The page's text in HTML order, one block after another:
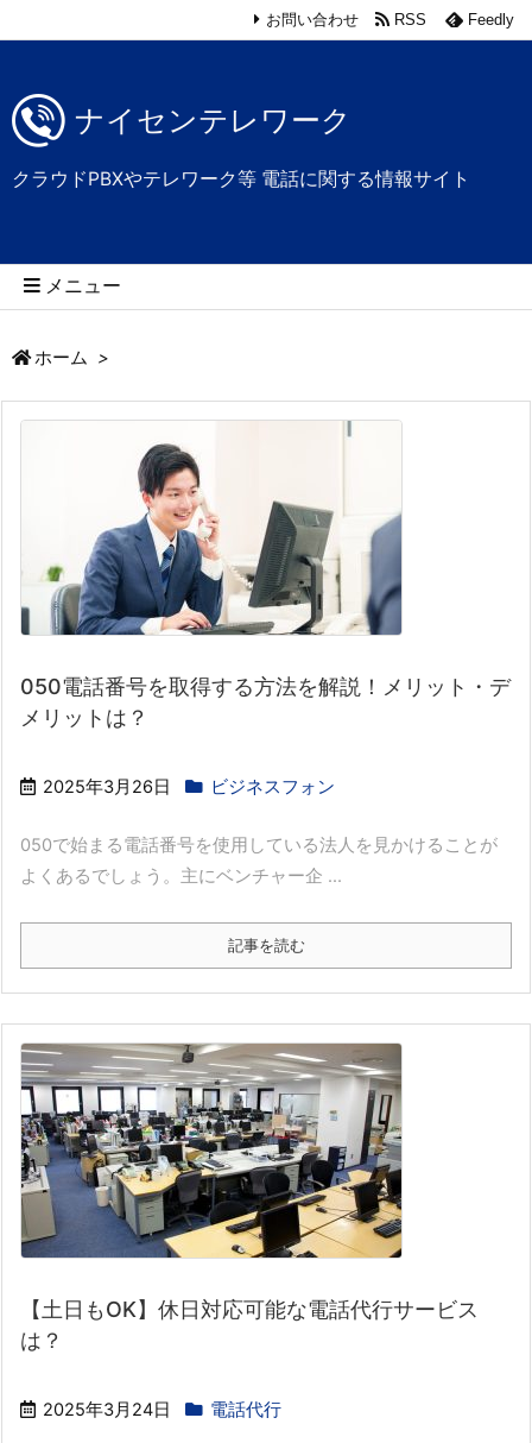
ナイセンテレワーク
クラウドPBXやテレワーク等 電話に関する情報サイト
メニュー
お問い合わせ RSS Feedly
ホーム >
050電話番号を取得する方法を解説！メリット・デ
メリットは？
2025年3月26日 ビジネスフォン
050で始まる電話番号を使用している法人を見かけることが
よくあるでしょう。主にベンチャー企 ...
記事を読む
【土日もOK】休日対応可能な電話代行サービス
は？
2025年3月24日 電話代行